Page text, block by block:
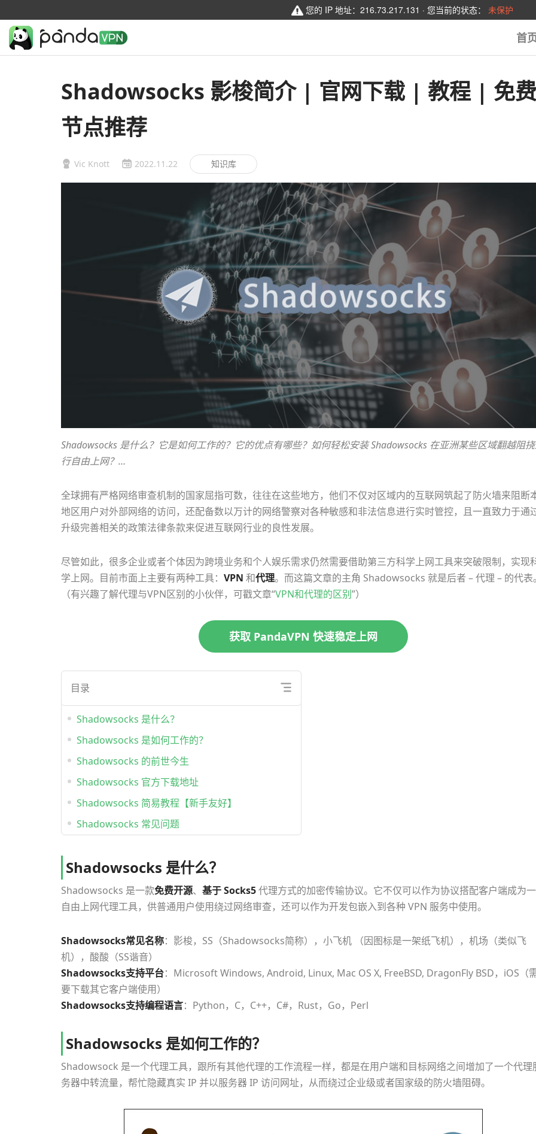
您的 IP 地址： 216.73.217.131 · 您当前的状态： 未保护
首
Shadowsocks 影梭简介 | 官网下载 | 教程 | 免费
节点推荐
Vic Knott 2022.11.22 知识库
Shadowsocks 是什么？ 它是如何工作的？它的优点有哪些？如何轻松安装 Shadowsocks 在亚洲某些区域翻越阻
行自由上网？…
全球拥有严格网络审查机制的国家屈指可数，往往在这些地方，他们不仅对区域内的互联网筑起了防火墙来阻断
地区用户对外部网络的访问，还配备数以万计的网络警察对各种敏感和非法信息进行实时管控，且一直致力于通
升级完善相关的政策法律条款来促进互联网行业的良性发展。
尽管如此，很多企业或者个体因为跨境业务和个人娱乐需求仍然需要借助第三方科学上网工具来突破限制，实现
学上网。目前市面上主要有两种工具： VPN 和代理。而这篇文章的主角 Shadowsocks 就是后者 – 代理 – 的代表
（有兴趣了解代理与VPN区别的小伙伴，可戳文章“VPN和代理的区别”）
获取 PandaVPN 快速稳定上网
目录
Shadowsocks 是什么？
Shadowsocks 是如何工作的？
Shadowsocks 的前世今生
Shadowsocks 官方下载地址
Shadowsocks 简易教程【新手友好】
Shadowsocks 常见问题
Shadowsocks 是什么？
Shadowsocks 是一款免费开源、 基于 Socks5代理方式的加密传输协议。它不仅可以作为协议搭配客户端成为
自由上网代理工具，供普通用户使用绕过网络审查，还可以作为开发包嵌入到各种 VPN 服务中使用。
Shadowsocks常见名称：影梭，SS（Shadowsocks简称），小飞机 （因图标是一架纸飞机），机场（类似飞
机），酸酸（SS谐音）
Shadowsocks支持平台：Microsoft Windows, Android, Linux, Mac OS X, FreeBSD, DragonFly BSD，iOS（
要下载其它客户端使用）
Shadowsocks支持编程语言：Python，C，C++，C#，Rust，Go，Perl
Shadowsocks 是如何工作的？
Shadowsock 是一个代理工具，跟所有其他代理的工作流程一样，都是在用户端和目标网络之间增加了一个代理
务器中转流量，帮忙隐藏真实 IP 并以服务器 IP 访问网址，从而绕过企业级或者国家级的防火墙阻碍。